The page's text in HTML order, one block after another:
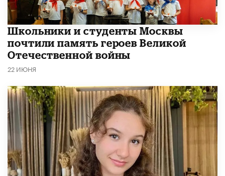
Школьники и студенты Москвы
почтили память героев Великой
Отечественной войны
22 ИЮНЯ